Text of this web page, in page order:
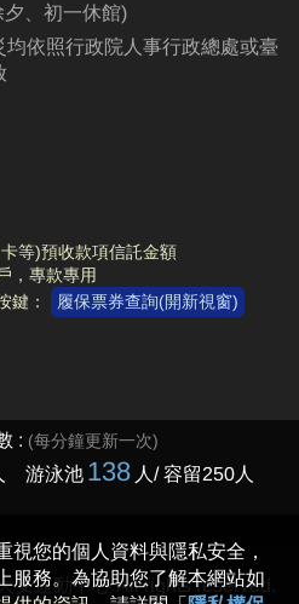
夕、初一休館)
依照行政院人事行政總處或臺
等)預收款項信託金額
，專款專用
鍵：
履保票券查詢(開新視窗)
運動中心 All rights reserved.